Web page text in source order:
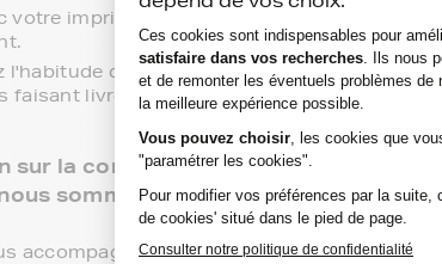
votre imprimante canon laserclass-l, ces
d'aller chercher vos toners canon
faisant livrer directement chez vous.
sur la compatibilité de votre produit
sommes à votre écoute.
accompagner sur le meilleur choix ou sur